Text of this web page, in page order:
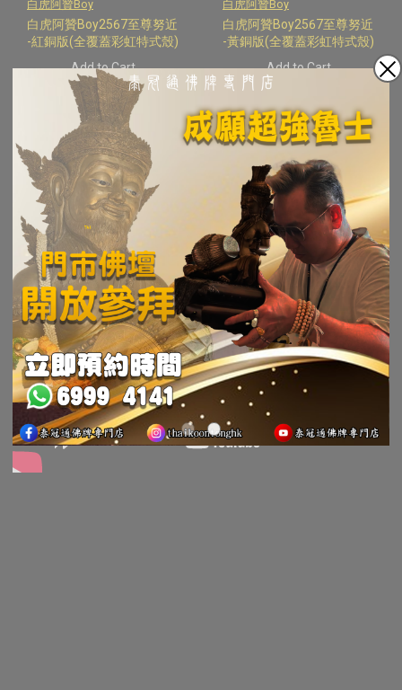
白虎阿贊Boy
白虎阿贊Boy2567至尊努近
-紅銅版(全覆蓋彩虹特式殼)
Add to Cart
白虎阿贊Boy
白虎阿贊Boy2567至尊努近
-黃銅版(全覆蓋彩虹特式殼)
Add to Cart